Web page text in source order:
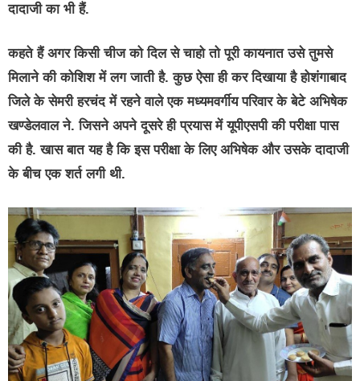
दादाजी का भी हैं.
कहते हैं अगर किसी चीज को दिल से चाहो तो पूरी कायनात उसे तुमसे
मिलाने की कोशिश में लग जाती है. कुछ ऐसा ही कर दिखाया है होशंगाबाद
जिले के सेमरी हरचंद में रहने वाले एक मध्यमवर्गीय परिवार के बेटे अभिषेक
खण्डेलवाल ने. जिसने अपने दूसरे ही प्रयास में यूपीएसपी की परीक्षा पास
की है. खास बात यह है कि इस परीक्षा के लिए अभिषेक और उसके दादाजी
के बीच एक शर्त लगी थी.